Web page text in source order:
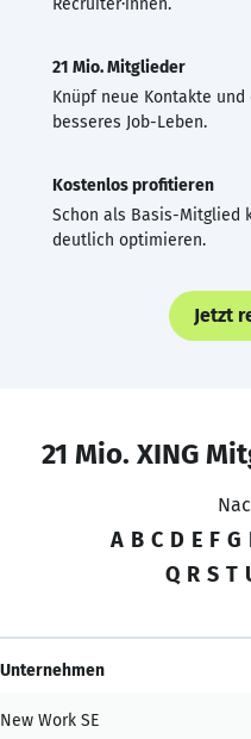
21 Mio. Mitglieder
Knüpf neue Kontakte
besseres Job-Leben.
Kostenlos profitieren
Schon als Basis-Mitglied
deutlich optimieren.
Jetzt
21 Mio. XING
A B C D E F G
Q R S T
Unternehmen
New Work SE